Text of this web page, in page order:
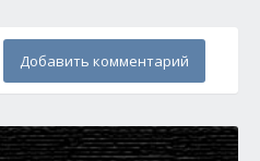
Добавить комментарий